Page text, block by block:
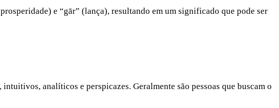
e “gār” (lança), resultando em um significado que pode ser
analíticos e perspicazes. Geralmente são pessoas que buscam o